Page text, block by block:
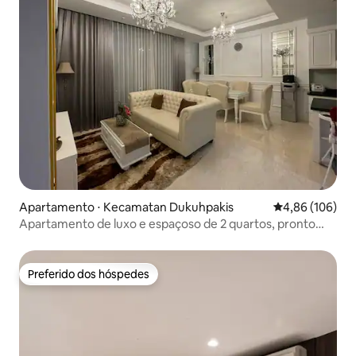
Apartamento ⋅ Kecamatan Dukuhpakis 4,86 de uma
4,86 (106)
Apartamento de luxo e espaçoso de 2 quartos, pronto
Preferido dos hóspedes
Preferido dos hóspedes